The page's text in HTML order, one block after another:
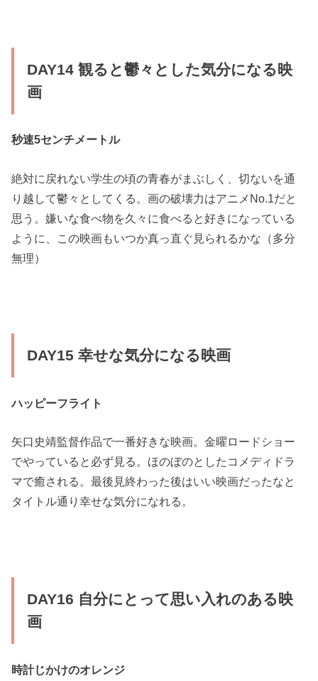
DAY14 観ると鬱々とした気分になる映
画
秒速5センチメートル
絶対に戻れない学生の頃の青春がまぶしく、切ないを通
り越して鬱々としてくる。画の破壊力はアニメNo.1だと
思う。嫌いな食べ物を久々に食べると好きになっている
ように、この映画もいつか真っ直ぐ見られるかな（多分
無理）
DAY15 幸せな気分になる映画
ハッピーフライト
矢口史靖監督作品で一番好きな映画。金曜ロードショー
でやっていると必ず見る。ほのぼのとしたコメディドラ
マで癒される。最後見終わった後はいい映画だったなと
タイトル通り幸せな気分になれる。
DAY16 自分にとって思い入れのある映
画
時計じかけのオレンジ